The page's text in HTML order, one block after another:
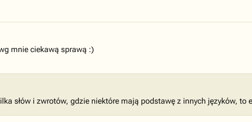
mnie ciekawą sprawą :)
słów i zwrotów, gdzie niektóre mają podstawę z innych języków, to